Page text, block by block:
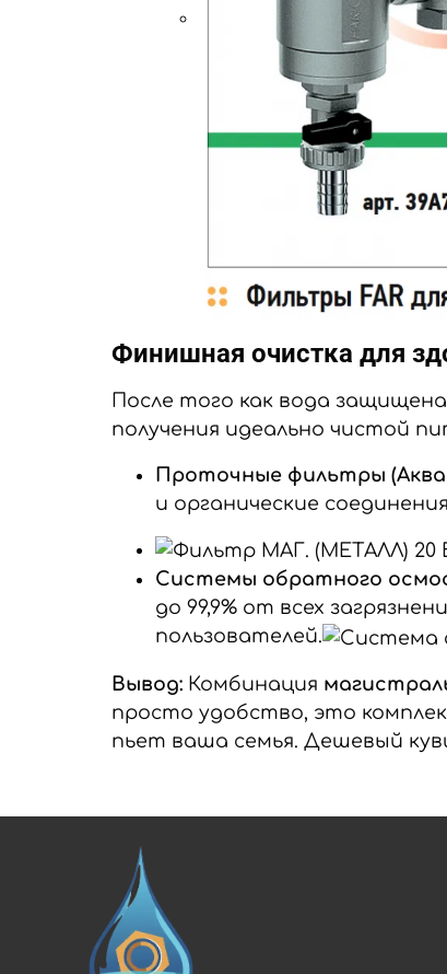
Финишная очистка для
После того как вода
получения идеально чистой
Проточные фильтры
и органические
Системы обратного
до 99,9% от всех
пользователей.
Вывод: Комбинация
просто удобство, это
пьет ваша семья. Дешевый